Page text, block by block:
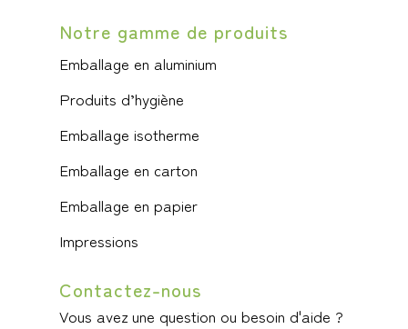
Notre gamme de produits
Emballage en aluminium
Produits d’hygiène
Emballage isotherme
Emballage en carton
Emballage en papier
Impressions
Contactez-nous
Vous avez une question ou besoin d'aide ?